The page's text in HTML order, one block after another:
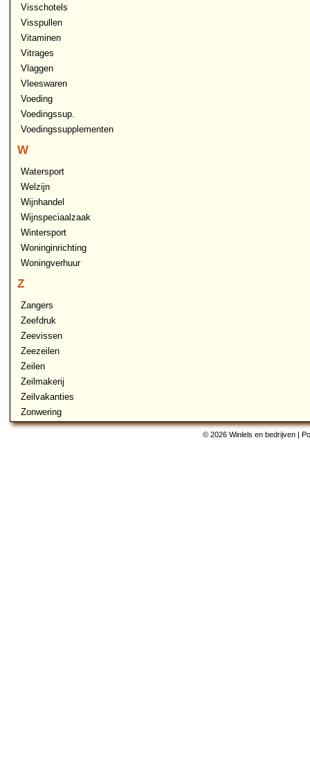
Visschotels
Visspullen
Vitaminen
Vitrages
Vlaggen
Vleeswaren
Voeding
Voedingssup.
Voedingssupplementen
W
Watersport
Welzijn
Wijnhandel
Wijnspeciaalzaak
Wintersport
Woninginrichting
Woningverhuur
Z
Zangers
Zeefdruk
Zeevissen
Zeezeilen
Zeilen
Zeilmakerij
Zeilvakanties
Zonwering
© 2026 Winlels en bedrijven |